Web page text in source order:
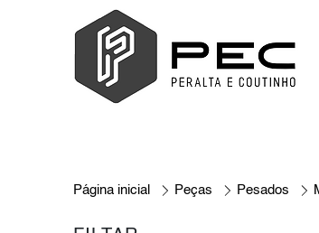
Página inicial Peças Pesados